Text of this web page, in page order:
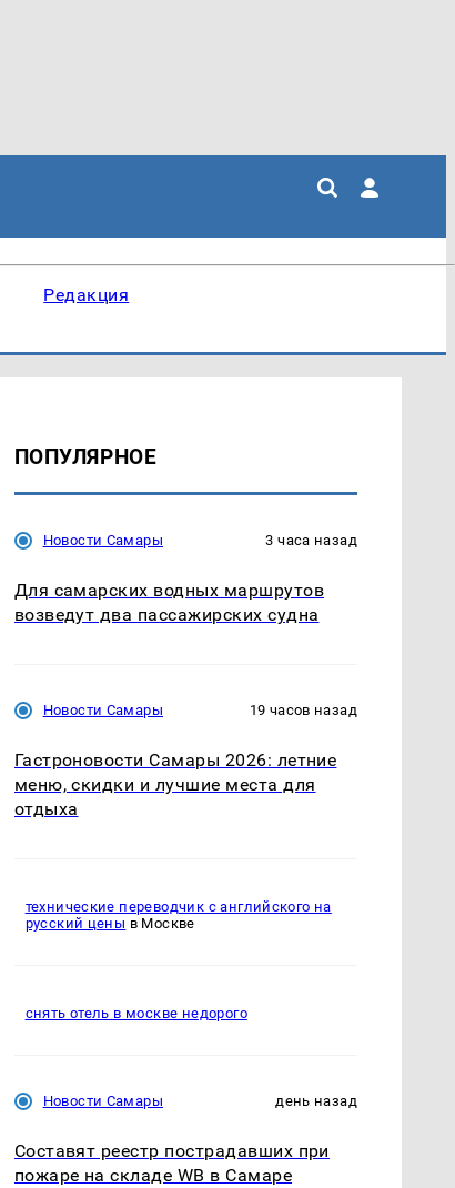
Редакция
ПОПУЛЯРНОЕ
Новости Самары 3 часа назад
Для самарских водных маршрутов
возведут два пассажирских судна
Новости Самары 19 часов назад
Гастроновости Самары 2026: летние
меню, скидки и лучшие места для
отдыха
технические переводчик с английского на
русский цены в Москве
снять отель в москве недорого
Новости Самары день назад
Составят реестр пострадавших при
пожаре на складе WB в Самаре